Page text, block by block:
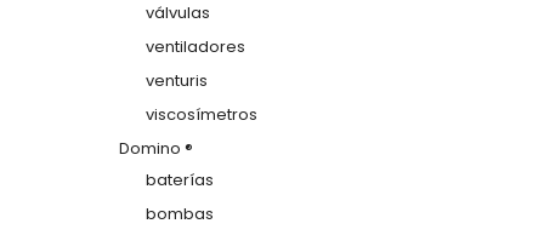
válvulas
ventiladores
venturis
viscosímetros
Domino ®
baterías
bombas